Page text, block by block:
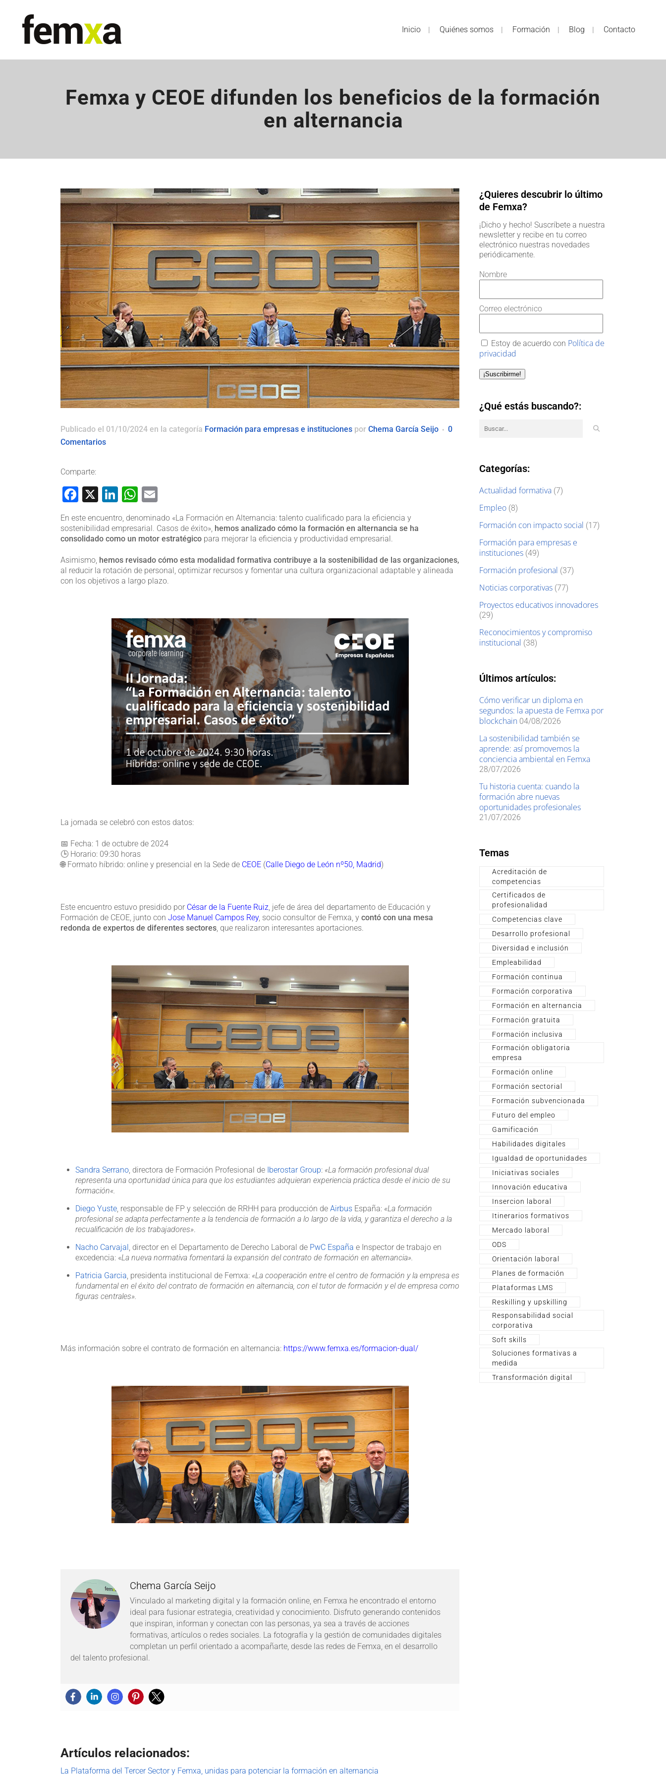
Inicio Quiénes somos Formación Blog Contacto
Femxa y CEOE difunden los beneficios de la formación
en alternancia
Publicado el 01/10/2024 en la categoría Formación para empresas e instituciones por Chema García Seijo
0
Comentarios
Comparte:
Facebook
X LinkedIn
WhatsApp
En este encuentro, denominado «La Formación en Alternancia: talento cualificado para la eficiencia y
sostenibilidad empresarial. Casos de éxito», hemos analizado cómo la formación en alternancia se ha
consolidado como un motor estratégico para mejorar la eficiencia y productividad empresarial.
Asimismo, hemos revisado cómo esta modalidad formativa contribuye a la sostenibilidad de las organizaciones,
al reducir la rotación de personal, optimizar recursos y fomentar una cultura organizacional adaptable y alineada
con los objetivos a largo plazo.
La jornada se celebró con estos datos:
📅 Fecha: 1 de octubre de 2024
🕒 Horario: 09:30 horas
🌐 Formato híbrido: online y presencial en la Sede de CEOE (Calle Diego de León nº50, Madrid)
Este encuentro estuvo presidido por César de la Fuente Ruiz , jefe de área del departamento de Educación y
Formación de CEOE, junto con Jose Manuel Campos Rey, socio consultor de Femxa, y contó con una mesa
redonda de expertos de diferentes sectores , que realizaron interesantes aportaciones.
Sandra Serrano , directora de Formación Profesional de Iberostar Group: «La formación profesional dual
representa una oportunidad única para que los estudiantes adquieran experiencia práctica desde el inicio de su
formación«.
Diego Yuste , responsable de FP y selección de RRHH para producción de Airbus España: «La formación
profesional se adapta perfectamente a la tendencia de formación a lo largo de la vida, y garantiza el derecho a la
recualificación de los trabajadores».
Nacho Carvajal , director en el Departamento de Derecho Laboral de PwC España e Inspector de trabajo en
excedencia: «La nueva normativa fomentará la expansión del contrato de formación en alternancia».
Patricia Garcia , presidenta institucional de Femxa: «La cooperación entre el centro de formación y la empresa es
fundamental en el éxito del contrato de formación en alternancia, con el tutor de formación y el de empresa como
figuras centrales».
Más información sobre el contrato de formación en alternancia: https://www.femxa.es/formacion-dual/
Chema García Seijo
Vinculado al marketing digital y la formación online, en Femxa he encontrado el entorno
ideal para fusionar estrategia, creatividad y conocimiento. Disfruto generando contenidos
que inspiran, informan y conectan con las personas, ya sea a través de acciones
formativas, artículos o redes sociales. La fotografía y la gestión de comunidades digitales
completan un perfil orientado a acompañarte, desde las redes de Femxa, en el desarrollo
del talento profesional.
Artículos relacionados:
La Plataforma del Tercer Sector y Femxa, unidas para potenciar la formación en alternancia
¿Quieres descubrir lo último
de Femxa?
¡Dicho y hecho! Suscríbete a nuestra
newsletter y recibe en tu correo
electrónico nuestras novedades
periódicamente.
Nombre
Correo electrónico
Estoy de acuerdo con Política de
privacidad
¡Suscribirme!
¿Qué estás buscando?:
Categorías:
Actualidad formativa (7)
Empleo (8)
Formación con impacto social (17)
Formación para empresas e
instituciones (49)
Formación profesional (37)
Noticias corporativas (77)
Proyectos educativos innovadores
(29)
Reconocimientos y compromiso
institucional (38)
Últimos artículos:
Cómo verificar un diploma en
segundos: la apuesta de Femxa por
blockchain 04/08/2026
La sostenibilidad también se
aprende: así promovemos la
conciencia ambiental en Femxa
28/07/2026
Tu historia cuenta: cuando la
formación abre nuevas
oportunidades profesionales
21/07/2026
Temas
Acreditación de
competencias
Certificados de
profesionalidad
Competencias clave
Desarrollo profesional
Diversidad e inclusión
Empleabilidad
Formación continua
Formación corporativa
Formación en alternancia
Formación gratuita
Formación inclusiva
Formación obligatoria
empresa
Formación online
Formación sectorial
Formación subvencionada
Futuro del empleo
Gamificación
Habilidades digitales
Igualdad de oportunidades
Iniciativas sociales
Innovación educativa
Insercion laboral
Itinerarios formativos
Mercado laboral
ODS
Orientación laboral
Planes de formación
Plataformas LMS
Reskilling y upskilling
Responsabilidad social
corporativa
Soft skills
Soluciones formativas a
medida
Transformación digital